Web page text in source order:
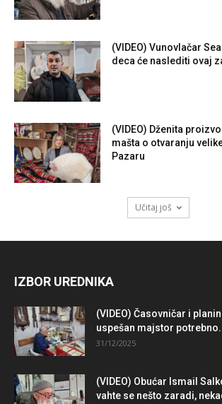
(VIDEO) Vunovlačar
deca će naslediti ovaj
(VIDEO) Dženita
mašta o otvaranju
Pazaru
Učitaj još
IZBOR UREDNIKA
(VIDEO) Časovničar i
uspešan majstor
31/12/2025
(VIDEO) Obućar Ismail
vahte se nešto zaradi,